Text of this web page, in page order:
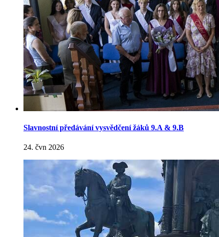
Slavnostní předávání vysvědčení žáků 9.A & 9.B
24. čvn 2026